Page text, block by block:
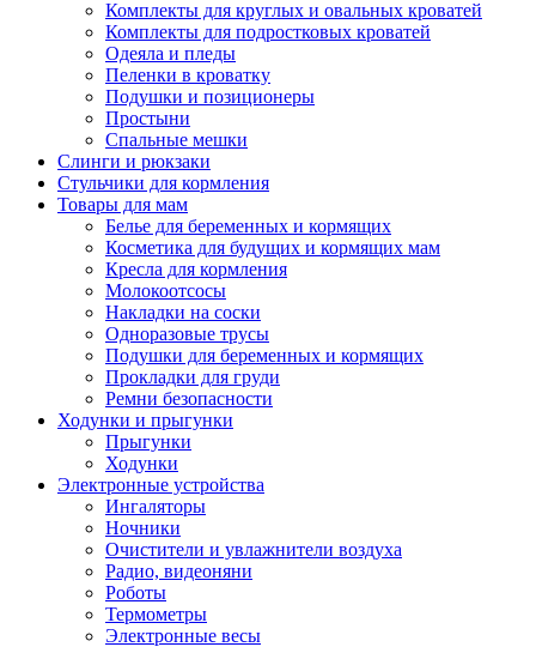
Комплекты для круглых и овальных кроватей
Комплекты для подростковых кроватей
Одеяла и пледы
Пеленки в кроватку
Подушки и позиционеры
Простыни
Спальные мешки
Слинги и рюкзаки
Стульчики для кормления
Товары для мам
Белье для беременных и кормящих
Косметика для будущих и кормящих мам
Кресла для кормления
Молокоотсосы
Накладки на соски
Одноразовые трусы
Подушки для беременных и кормящих
Прокладки для груди
Ремни безопасности
Ходунки и прыгунки
Прыгунки
Ходунки
Электронные устройства
Ингаляторы
Ночники
Очистители и увлажнители воздуха
Радио, видеоняни
Роботы
Термометры
Электронные весы